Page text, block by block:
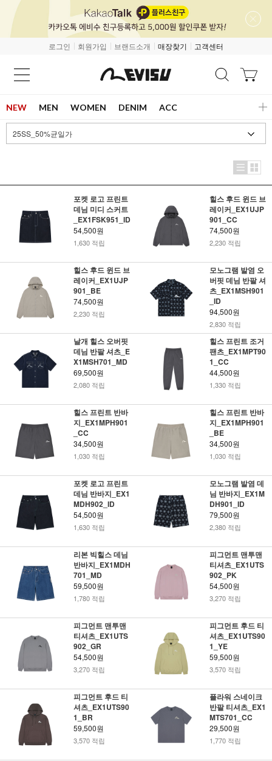
로그인 회원가입 브랜드소개 매장찾기 고객센터
NEW MEN WOMEN DENIM ACC
포켓 로고 프린트
데님 미디 스커트
_EX1FSK951_ID
54,500원
1,630 적립
힐스 후드 윈드 브
레이커_EX1UJP
901_CC
74,500원
2,230 적립
힐스 후드 윈드 브
레이커_EX1UJP
901_BE
74,500원
2,230 적립
모노그램 발염 오
버핏 데님 반팔 셔
츠_EX1MSH901
_ID
94,500원
2,830 적립
날개 힐스 오버핏
데님 반팔 셔츠_E
X1MSH701_MD
69,500원
2,080 적립
힐스 프린트 조거
팬츠_EX1MPT90
1_CC
44,500원
1,330 적립
힐스 프린트 반바
지_EX1MPH901
_CC
34,500원
1,030 적립
힐스 프린트 반바
지_EX1MPH901
_BE
34,500원
1,030 적립
포켓 로고 프린트
데님 반바지_EX1
MDH902_ID
54,500원
1,630 적립
모노그램 발염 데
님 반바지_EX1M
DH901_ID
79,500원
2,380 적립
리본 빅힐스 데님
반바지_EX1MDH
701_MD
59,500원
1,780 적립
피그먼트 맨투맨
티셔츠_EX1UTS
902_PK
54,500원
3,270 적립
피그먼트 맨투맨
티셔츠_EX1UTS
902_GR
54,500원
3,270 적립
피그먼트 후드 티
셔츠_EX1UTS90
1_YE
59,500원
3,570 적립
피그먼트 후드 티
셔츠_EX1UTS90
1_BR
59,500원
3,570 적립
플라워 스네이크
반팔 티셔츠_EX1
MTS701_CC
29,500원
1,770 적립